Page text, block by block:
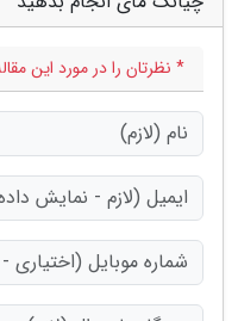
* نظرتان را در مورد این